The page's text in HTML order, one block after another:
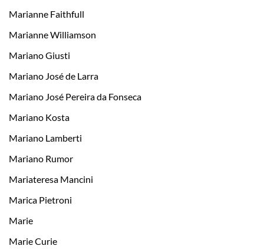
Marianne Faithfull
Marianne Williamson
Mariano Giusti
Mariano José de Larra
Mariano José Pereira da Fonseca
Mariano Kosta
Mariano Lamberti
Mariano Rumor
Mariateresa Mancini
Marica Pietroni
Marie
Marie Curie